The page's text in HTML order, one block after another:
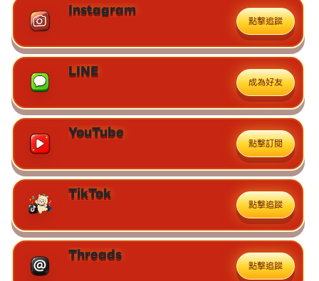
Instagram
點擊追蹤
LINE
成為好友
YouTube
點擊訂閱
TikTok
點擊追蹤
Threads
點擊追蹤